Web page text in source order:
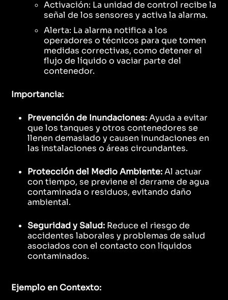
Activación: La unidad de control recibe la
señal de los sensores y activa la alarma.
Alerta: La alarma notifica a los
operadores o técnicos para que tomen
medidas correctivas, como detener el
flujo de líquido o vaciar parte del
contenedor.
Importancia:
Prevención de Inundaciones:Ayuda a evitar
que los tanques y otros contenedores se
llenen demasiado y causen inundaciones en
las instalaciones o áreas circundantes.
Protección del Medio Ambiente:Al actuar
con tiempo, se previene el derrame de agua
contaminada o residuos, evitando daño
ambiental.
Seguridad y Salud: Reduce el riesgo de
accidentes laborales y problemas de salud
asociados con el contacto con líquidos
contaminados.
Ejemplo en Contexto: